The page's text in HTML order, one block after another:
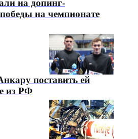
на допинг-
на чемпионате
поставить ей
из РФ